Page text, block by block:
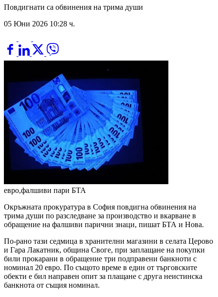
Повдигнати са обвинения на трима души
05 Юни 2026 10:28 ч.
евро,фалшиви пари БТА
Окръжната прокуратура в София повдигна обвинения на
трима души по разследване за производство и вкарване в
обращение на фалшиви парични знаци, пишат БТА и Нова.
По-рано тази седмица в хранителни магазини в селата Церово
и Гара Лакатник, община Своге, при заплащане на покупки
били прокарани в обращение три подправени банкноти с
номинал 20 евро. По същото време в един от търговските
обекти е бил направен опит за плащане с друга неистинска
банкнота от същия номинал.